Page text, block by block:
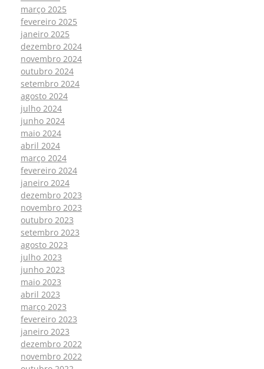
março 2025
fevereiro 2025
janeiro 2025
dezembro 2024
novembro 2024
outubro 2024
setembro 2024
agosto 2024
julho 2024
junho 2024
maio 2024
abril 2024
março 2024
fevereiro 2024
janeiro 2024
dezembro 2023
novembro 2023
outubro 2023
setembro 2023
agosto 2023
julho 2023
junho 2023
maio 2023
abril 2023
março 2023
fevereiro 2023
janeiro 2023
dezembro 2022
novembro 2022